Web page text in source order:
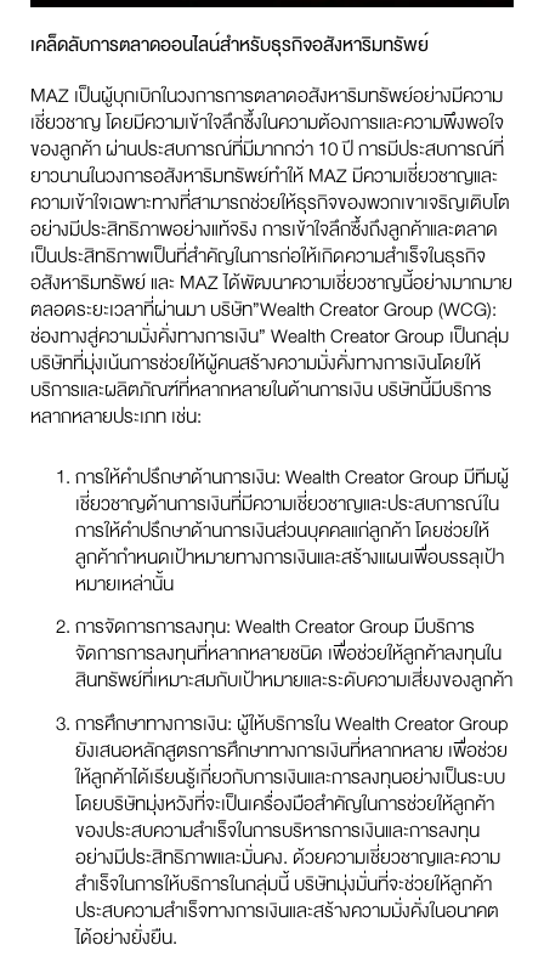
เคล็ดลับการตลาดออนไลน์สำหรับธุรกิจอสังหาริมทรัพย์
MAZ เป็นผู้บุกเบิกในวงการการตลาดอสังหาริมทรัพย์อย่างมีความ
เชี่ยวชาญ โดยมีความเข้าใจลึกซึ้งในความต้องการและความพึงพอใจ
ของลูกค้า ผ่านประสบการณ์ที่มีมากกว่า 10 ปี การมีประสบการณ์ที่
ยาวนานในวงการอสังหาริมทรัพย์ทำให้ MAZ มีความเชี่ยวชาญและ
ความเข้าใจเฉพาะทางที่สามารถช่วยให้ธุรกิจของพวกเขาเจริญเติบโต
อย่างมีประสิทธิภาพอย่างแท้จริง การเข้าใจลึกซึ้งถึงลูกค้าและตลาด
เป็นประสิทธิภาพเป็นที่สำคัญในการก่อให้เกิดความสำเร็จในธุรกิจ
อสังหาริมทรัพย์ และ MAZ ได้พัฒนาความเชี่ยวชาญนี้อย่างมากมาย
ตลอดระยะเวลาที่ผ่านมา บริษัท”Wealth Creator Group (WCG):
ช่องทางสู่ความมั่งคั่งทางการเงิน” Wealth Creator Group เป็นกลุ่ม
บริษัทที่มุ่งเน้นการช่วยให้ผู้คนสร้างความมั่งคั่งทางการเงินโดยให้
บริการและผลิตภัณฑ์ที่หลากหลายในด้านการเงิน บริษัทนี้มีบริการ
หลากหลายประเภท เช่น:
การให้คำปรึกษาด้านการเงิน: Wealth Creator Group มีทีมผู้
เชี่ยวชาญด้านการเงินที่มีความเชี่ยวชาญและประสบการณ์ใน
การให้คำปรึกษาด้านการเงินส่วนบุคคลแก่ลูกค้า โดยช่วยให้
ลูกค้ากำหนดเป้าหมายทางการเงินและสร้างแผนเพื่อบรรลุเป้า
หมายเหล่านั้น
การจัดการการลงทุน: Wealth Creator Group มีบริการ
จัดการการลงทุนที่หลากหลายชนิด เพื่อช่วยให้ลูกค้าลงทุนใน
สินทรัพย์ที่เหมาะสมกับเป้าหมายและระดับความเสี่ยงของลูกค้า
การศึกษาทางการเงิน: ผู้ให้บริการใน Wealth Creator Group
ยังเสนอหลักสูตรการศึกษาทางการเงินที่หลากหลาย เพื่อช่วย
ให้ลูกค้าได้เรียนรู้เกี่ยวกับการเงินและการลงทุนอย่างเป็นระบบ
โดยบริษัทมุ่งหวังที่จะเป็นเครื่องมือสำคัญในการช่วยให้ลูกค้า
ของประสบความสำเร็จในการบริหารการเงินและการลงทุน
อย่างมีประสิทธิภาพและมั่นคง. ด้วยความเชี่ยวชาญและความ
สำเร็จในการให้บริการในกลุ่มนี้ บริษัทมุ่งมั่นที่จะช่วยให้ลูกค้า
ประสบความสำเร็จทางการเงินและสร้างความมั่งคั่งในอนาคต
ได้อย่างยั่งยืน.